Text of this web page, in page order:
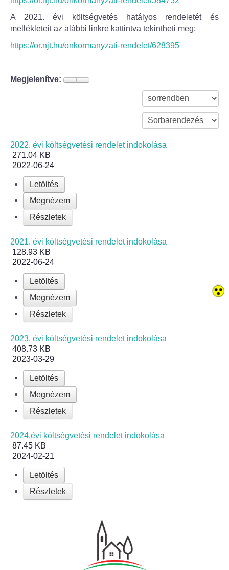
Turizmus
Látnivalók
Egyházak, civilek
Bölcskei Rákóczi Horgász Egyesület
Bölcskei Sportegyesület
Bölcskei Sólymok Íjász Baráti Kör
Amatőr Színjátszó Társulat Egyesület
Múló Évek Nyugdíjas Klub
Katolikus Egyház
Bölcskei Borbarát Egyesültet Klub
Bölcskei Önkéntes Tűzoltó Egyesület
Bölcskei Néptánc Egyesület
Bölcskei Polgárőrség
Bölcskei Klímakör
HIVATAL
Szervezeti felépítés
Dokumentumok
A 2021. évi költségvetés hatályos rendeletét és
mellékleteit az alábbi linkre kattintva tekintheti meg:
https://or.njt.hu/onkormanyzati-rendelet/628395
Megjelenítve:
2022. évi költségvetési rendelet indokolása
271.04 KB
2022-06-24
Letöltés
Megnézem
Részletek
2021. évi költségvetési rendelet indokolása
128.93 KB
2022-06-24
Letöltés
Megnézem
Részletek
2023. évi költségvetési rendelet indokolása
408.73 KB
2023-03-29
Letöltés
Megnézem
Részletek
2024.évi költségvetési rendelet indokolása
87.45 KB
2024-02-21
Letöltés
Részletek